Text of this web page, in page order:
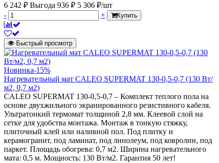
6 242 ₽ Выгода 936 ₽ 5 306 ₽/шт
-
+ Купить
Быстрый просмотр
Новинка-15%
Нагревательный мат CALEO SUPERMAT 130-0,5-0,7 (130 Вт/
м2, 0,7 м2)
CALEO SUPERMAT 130-0,5-0,7 – Комплект теплого пола на
основе двухжильного экранированного резистивного кабеля.
Ультратонкий термомат толщиной 2,8 мм. Клеевой слой на
сетке для удобства монтажа. Монтаж в тонкую стяжку,
плиточный клей или наливной пол. Под плитку и
керамогранит, под ламинат, под линолеум, под ковролин, под
паркет. Площадь обогрева: 0,7 м2. Ширина нагревательного
мата: 0,5 м. Мощность: 130 Вт/м2. Гарантия 50 лет!